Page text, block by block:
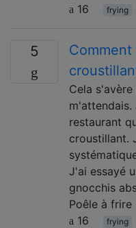
16
frying
5
Cela
m'attendais.
restaurant
croustillant.
J'ai essayé
gnocchis
Poêle à
16
frying